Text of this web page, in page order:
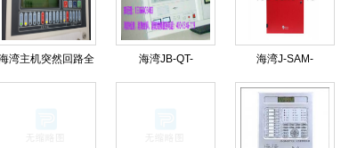
湾主机突然回路全
报警可能是什么原
海湾JB-QT-
GST9000H火灾报警
海湾J-SAM-
GST9116火灾报警按
钮修理